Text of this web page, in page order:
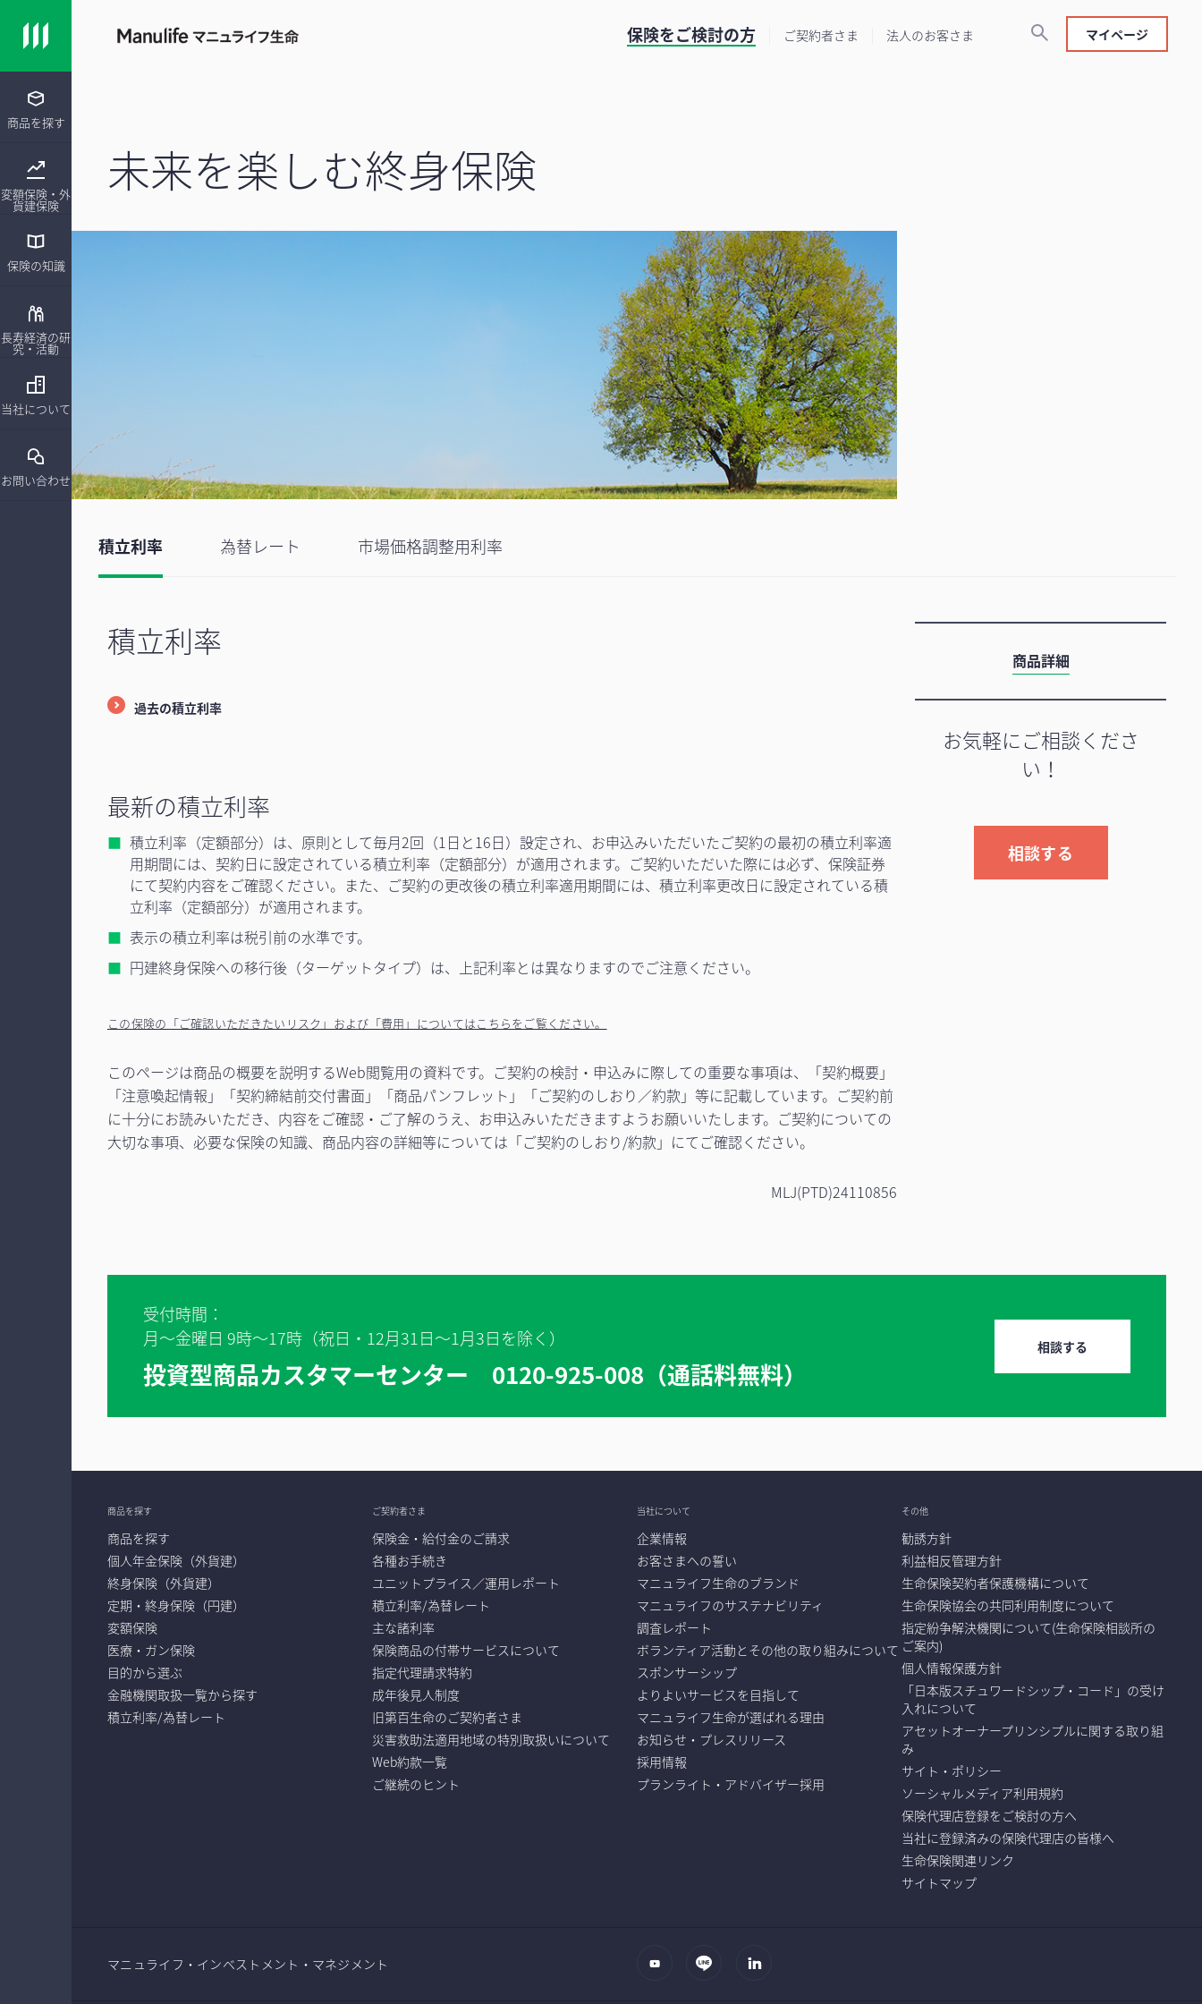
商品を探す
変額保険・外
貨建保険
保険の知識
長寿経済の研
究・活動
当社について
お問い合わせ
保険をご検討の方 ご契約者さま 法人のお客さま マイページ
未来を楽しむ終身保険
積立利率 為替レート 市場価格調整用利率
積立利率
過去の積立利率
最新の積立利率
積立利率（定額部分）は、原則として毎月2回（1日と16日）設定され、お申込みいただいたご契約の最初の積立利率適
用期間には、契約日に設定されている積立利率（定額部分）が適用されます。ご契約いただいた際には必ず、保険証券
にて契約内容をご確認ください。また、ご契約の更改後の積立利率適用期間には、積立利率更改日に設定されている積
立利率（定額部分）が適用されます。
表示の積立利率は税引前の水準です。
円建終身保険への移行後（ターゲットタイプ）は、上記利率とは異なりますのでご注意ください。
この保険の「ご確認いただきたいリスク」および「費用」についてはこちらをご覧ください。
このページは商品の概要を説明するWeb閲覧用の資料です。ご契約の検討・申込みに際しての重要な事項は、「契約概要」
「注意喚起情報」「契約締結前交付書面」「商品パンフレット」「ご契約のしおり／約款」等に記載しています。ご契約前
に十分にお読みいただき、内容をご確認・ご了解のうえ、お申込みいただきますようお願いいたします。ご契約についての
大切な事項、必要な保険の知識、商品内容の詳細等については「ご契約のしおり/約款」にてご確認ください。
MLJ(PTD)24110856
商品詳細
お気軽にご相談くださ
い！
相談する
受付時間：
月～金曜日 9時～17時（祝日・12月31日～1月3日を除く）
投資型商品カスタマーセンター 0120-925-008（通話料無料）
相談する
商品を探す
商品を探す
個人年金保険（外貨建）
終身保険（外貨建）
定期・終身保険（円建）
変額保険
医療・ガン保険
目的から選ぶ
金融機関取扱一覧から探す
積立利率/為替レート
ご契約者さま
保険金・給付金のご請求
各種お手続き
ユニットプライス／運用レポート
積立利率/為替レート
主な諸利率
保険商品の付帯サービスについて
指定代理請求特約
成年後見人制度
旧第百生命のご契約者さま
災害救助法適用地域の特別取扱いについて
Web約款一覧
ご継続のヒント
当社について
企業情報
お客さまへの誓い
マニュライフ生命のブランド
マニュライフのサステナビリティ
調査レポート
ボランティア活動とその他の取り組みについて
スポンサーシップ
よりよいサービスを目指して
マニュライフ生命が選ばれる理由
お知らせ・プレスリリース
採用情報
プランライト・アドバイザー採用
その他
勧誘方針
利益相反管理方針
生命保険契約者保護機構について
生命保険協会の共同利用制度について
指定紛争解決機関について(生命保険相談所の
ご案内)
個人情報保護方針
「日本版スチュワードシップ・コード」の受け
入れについて
アセットオーナープリンシプルに関する取り組
み
サイト・ポリシー
ソーシャルメディア利用規約
保険代理店登録をご検討の方へ
当社に登録済みの保険代理店の皆様へ
生命保険関連リンク
サイトマップ
マニュライフ・インベストメント・マネジメント